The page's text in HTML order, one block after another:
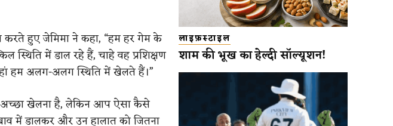
करते हुए जेमिमा ने कहा, “हम हर गेम के
में डाल रहे हैं, चाहे वह प्रशिक्षण
हम अलग-अलग स्थिति में खेलते हैं।”
अच्छा खेलना है, लेकिन आप ऐसा कैसे
में डालकर और उन हालात को जितना
लाइफ़स्टाइल
शाम की भूख का हेल्दी सॉल्यूशन!